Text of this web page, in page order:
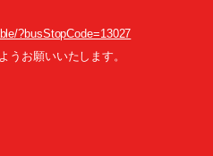
?busStopCode=13027
うお願いいたします。